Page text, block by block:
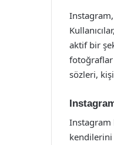
aktif bir
fotoğraflar
sözleri,
Instagram
kendilerini